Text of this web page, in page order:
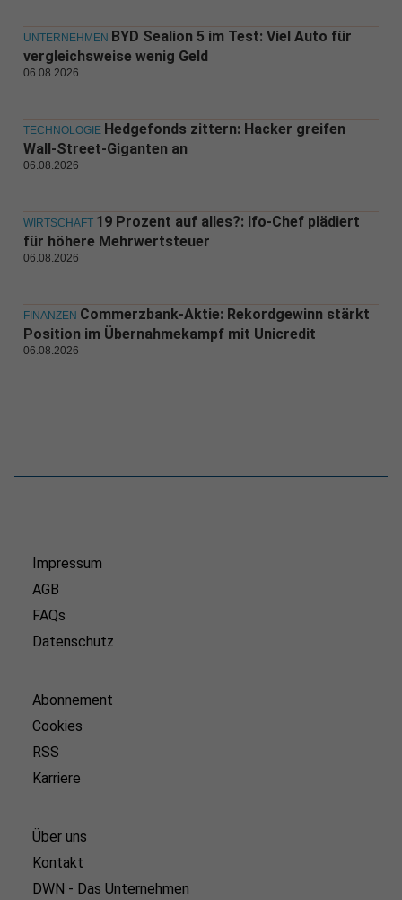
UNTERNEHMEN BYD Sealion 5 im Test: Viel Auto für
vergleichsweise wenig Geld
06.08.2026
TECHNOLOGIE Hedgefonds zittern: Hacker greifen
Wall-Street-Giganten an
06.08.2026
WIRTSCHAFT 19 Prozent auf alles?: Ifo-Chef plädiert
für höhere Mehrwertsteuer
06.08.2026
FINANZEN Commerzbank-Aktie: Rekordgewinn stärkt
Position im Übernahmekampf mit Unicredit
06.08.2026
Impressum
AGB
FAQs
Datenschutz
Abonnement
Cookies
RSS
Karriere
Über uns
Kontakt
DWN - Das Unternehmen